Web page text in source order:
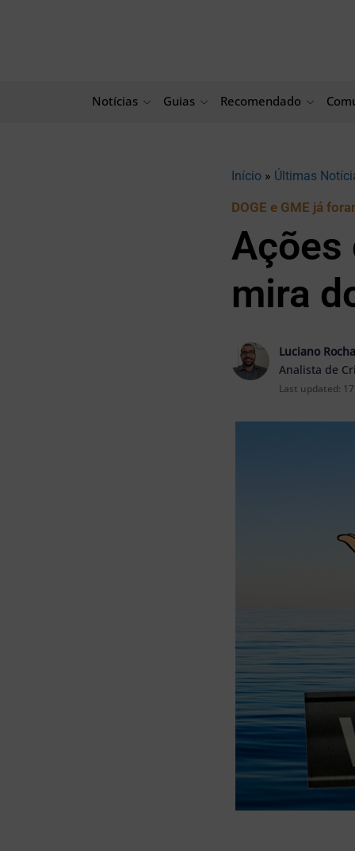
Notícias Guias Recomendado
Início » Últimas
DOGE e GME já
Ações
mira
Luciano Rocha
Analista de
Last updated: